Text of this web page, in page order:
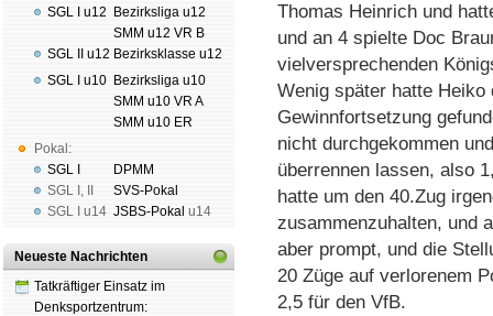
SGL I u12
SGL II u12
SGL I u10
Pokal:
SGL I
SGL I ,
SGL I
u14
Bezirksliga u12
SMM u12 VR B
Bezirksklasse u12
Bezirksliga u10
SMM u10 VR A
SMM u10 ER
DPMM
SVS-Pokal
JSBS-Pokal u14
Neueste Nachrichten
Tatkräftiger Einsatz im
Denksportzentrum:
Thomas Heinrich und
und an 4 spielte Doc
vielversprechenden
Wenig später hatte
Gewinnfortsetzung
nicht durchgekommen
überrennen lassen, also
hatte um den 40.Zug
zusammenzuhalten, und
aber prompt, und die
20 Züge auf verlorenem
2,5 für den VfB.